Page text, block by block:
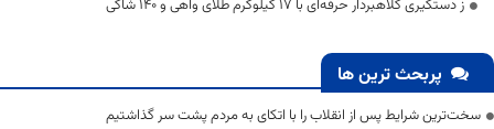
ز دستگیری کلاهبردار حرفه‌ای با ۱۷ کیلوگرم طلای واهی و ۱۴۰ شاکی
پربحث ترین ها
سخت‌ترین شرایط پس از انقلاب را با اتکای به مردم پشت سر گذاشتیم